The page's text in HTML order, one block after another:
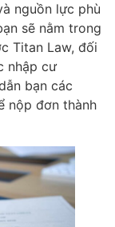
nguồn lực phù
sẽ nằm trong
Titan Law, đối
nhập cư
bạn các
nộp đơn thành